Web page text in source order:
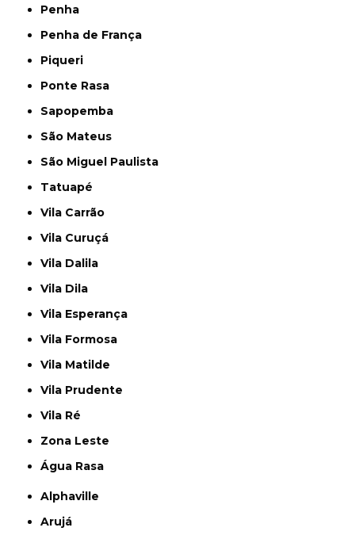
Penha
Penha de França
Piqueri
Ponte Rasa
Sapopemba
São Mateus
São Miguel Paulista
Tatuapé
Vila Carrão
Vila Curuçá
Vila Dalila
Vila Dila
Vila Esperança
Vila Formosa
Vila Matilde
Vila Prudente
Vila Ré
Zona Leste
Água Rasa
Alphaville
Arujá